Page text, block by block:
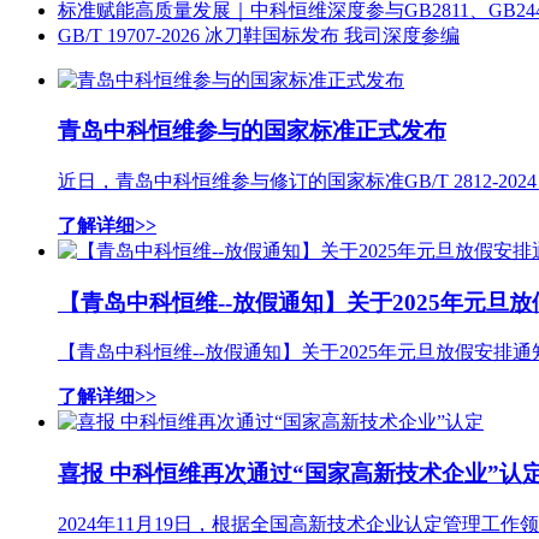
标准赋能高质量发展｜中科恒维深度参与GB2811、
GB/T 19707-2026 冰刀鞋国标发布 我司深度参编
青岛中科恒维参与的国家标准正式发布
近日，青岛中科恒维参与修订的国家标准GB/T 2812-
了解详细>>
【青岛中科恒维--放假通知】关于2025年元旦
【青岛中科恒维--放假通知】关于2025年元旦放假安排通
了解详细>>
喜报 中科恒维再次通过“国家高新技术企业”认
2024年11月19日，根据全国高新技术企业认定管理工作